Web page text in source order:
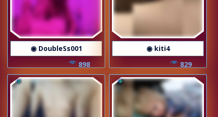
◉ DoubleSs001
898
◉ kiti4
829